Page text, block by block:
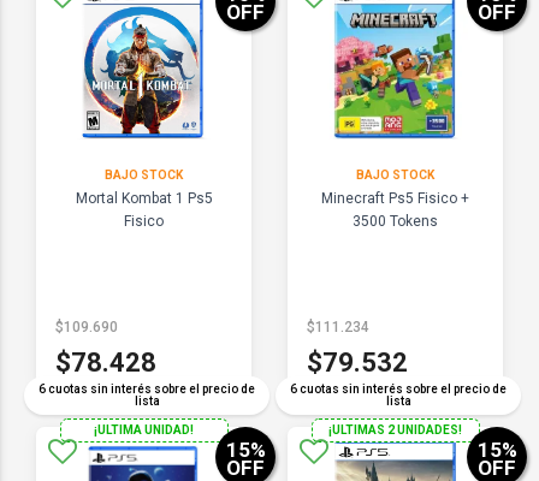
BAJO STOCK
Mortal Kombat 1 Ps5
Fisico
6 cuotas sin interés sobre el precio de
lista
OFF
$109.690
$78.428
BAJO STOCK
Minecraft Ps5 Fisico +
3500 Tokens
6 cuotas sin interés sobre el precio de
lista
OFF
$111.234
$79.532
¡ULTIMA UNIDAD!
15%
OFF
¡ULTIMAS 2 UNIDADES!
15%
OFF